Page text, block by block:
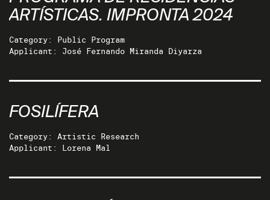
ARTÍSTICAS. IMPRONTA 2024
Category: Public Program
Applicant: José Fernando Miranda Diyarza
FOSILÍFERA
Category: Artistic Research
Applicant: Lorena Mal